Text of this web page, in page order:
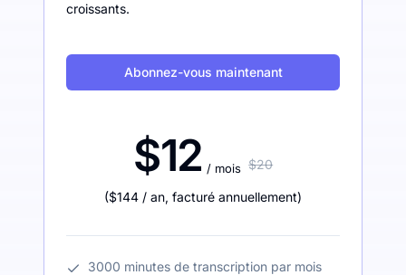
croissants.
Abonnez-vous maintenant
$12 / mois $20
($144 / an, facturé annuellement)
3000 minutes de transcription par mois